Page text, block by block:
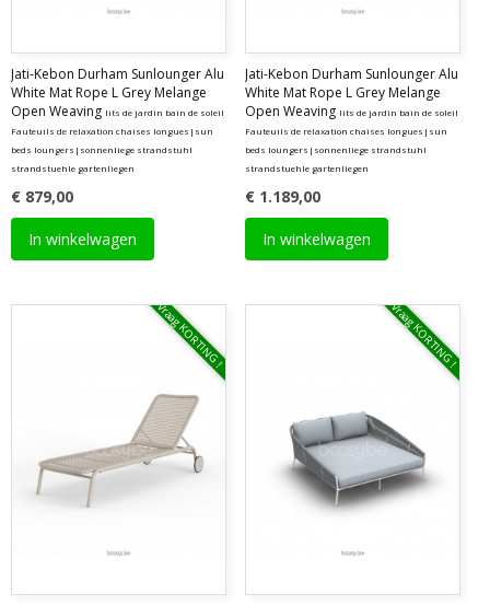
Jati-Kebon Durham Sunlounger Alu
White Mat Rope L Grey Melange
Open Weaving lits de jardin bain de soleil
Fauteuils de relaxation chaises longues|sun
beds loungers|sonnenliege strandstuhl
strandstuehle gartenliegen
€ 879,00
In winkelwagen
Jati-Kebon Durham Sunlounger Alu
White Mat Rope L Grey Melange
Open Weaving lits de jardin bain de soleil
Fauteuils de relaxation chaises longues|sun
beds loungers|sonnenliege strandstuhl
strandstuehle gartenliegen
€ 1.189,00
In winkelwagen
Vraag KORTING ! Vraag KORTING !